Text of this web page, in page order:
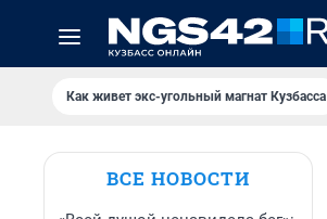
Как живет экс-угольный магнат Кузбасса
ВСЕ НОВОСТИ